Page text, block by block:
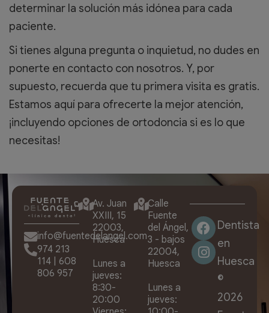
determinar la solución más idónea para cada
paciente.
Si tienes alguna pregunta o inquietud, no dudes en
ponerte en contacto con nosotros. Y, por
supuesto, recuerda que tu primera visita es gratis.
Estamos aquí para ofrecerte la mejor atención,
¡incluyendo opciones de ortodoncia si es lo que
necesitas!
info@fuentedelangel.com
974 213
114
608
806 957
Av. Juan
XXIII, 15
22003,
Huesca
Lunes a
jueves:
8:30-
20:00
Calle
Fuente
del Ángel,
3 - bajos
22004,
Huesca
Lunes a
jueves:
Dentista
en
Huesca
©
2026